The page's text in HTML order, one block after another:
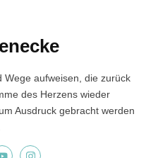
aufweisen, die zurück
des Herzens wieder
Ausdruck gebracht werden